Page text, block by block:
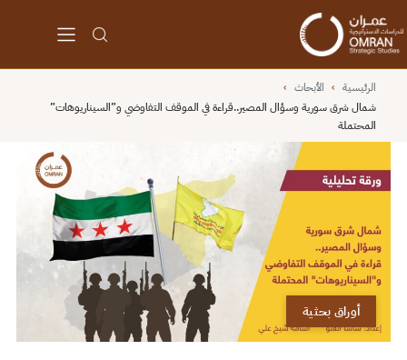
الرئيسية › الأبحاث ›
شمال شرق سورية وسؤال المصير..قراءة في الموقف التفاوضي و”السيناريوهات”
المحتملة
أوراق بحثية